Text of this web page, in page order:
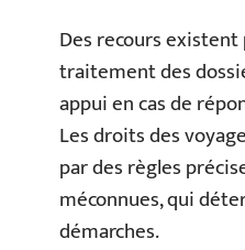
Des recours
traitement des
appui en cas de
Les droits des
par des règles
méconnues, qui
démarches.